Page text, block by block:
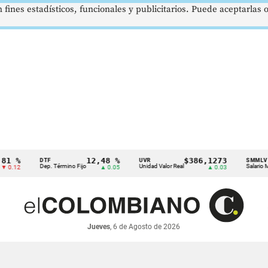
DTF
Dep. Término Fijo
12,48 %
▲ 0.05
UVR
Unidad Valor Real
$386,1273
▲ 0.03
SMMLV
Salario Mínimo
Jueves, 6 de Agosto de 2026
estadísticos, funcionales y publicitarios. Puede aceptarlas